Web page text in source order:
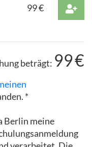
99€
beträgt: 99€
*
Berlin meine